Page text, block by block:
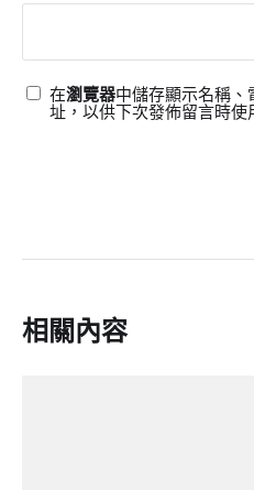
在瀏覽器中儲存顯示名稱、
址，以供下次發佈留言時使
相關內容